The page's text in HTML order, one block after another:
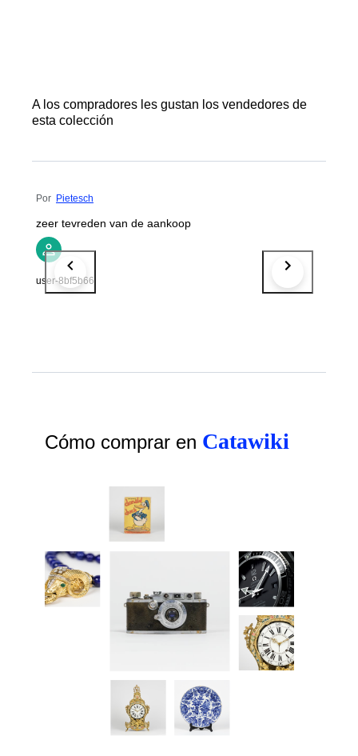
A los compradores les gustan los vendedores de
esta colección
Por Pietesch
zeer tevreden van de aankoop
user-8bf5b66
Cómo comprar en Catawiki